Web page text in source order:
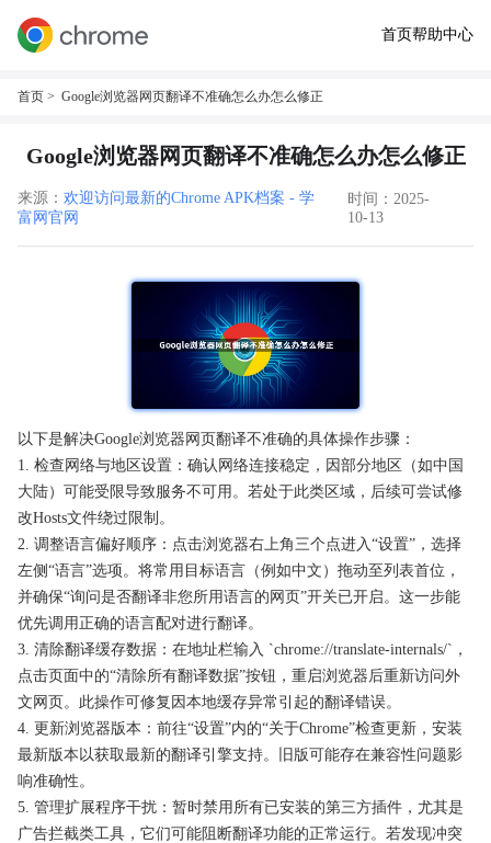
首页帮助中心
首页 > Google浏览器网页翻译不准确怎么办怎么修正
Google浏览器网页翻译不准确怎么办怎么修正
来源： 欢迎访问最新的Chrome APK档案 - 学
富网官网
时间：2025-
10-13
以下是解决Google浏览器网页翻译不准确的具体操作步骤：
1. 检查网络与地区设置：确认网络连接稳定，因部分地区（如中国
大陆）可能受限导致服务不可用。若处于此类区域，后续可尝试修
改Hosts文件绕过限制。
2. 调整语言偏好顺序：点击浏览器右上角三个点进入“设置”，选择
左侧“语言”选项。将常用目标语言（例如中文）拖动至列表首位，
并确保“询问是否翻译非您所用语言的网页”开关已开启。这一步能
优先调用正确的语言配对进行翻译。
3. 清除翻译缓存数据：在地址栏输入 `chrome://translate-internals/`，
点击页面中的“清除所有翻译数据”按钮，重启浏览器后重新访问外
文网页。此操作可修复因本地缓存异常引起的翻译错误。
4. 更新浏览器版本：前往“设置”内的“关于Chrome”检查更新，安装
最新版本以获取最新的翻译引擎支持。旧版可能存在兼容性问题影
响准确性。
5. 管理扩展程序干扰：暂时禁用所有已安装的第三方插件，尤其是
广告拦截类工具，它们可能阻断翻译功能的正常运行。若发现冲突